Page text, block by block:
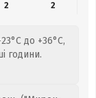
2 2
до +36°C,
години.